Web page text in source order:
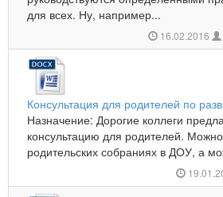
для всех. Ну, например...
16.02.2016
Консультация для родителей по
Назначение: Дорогие коллеги
консультацию для родителей.
родительских собраниях в ДОУ, а